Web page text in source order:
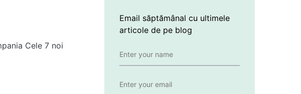
Cele 7 noi
Email săptămânal cu ultimele
articole de pe blog